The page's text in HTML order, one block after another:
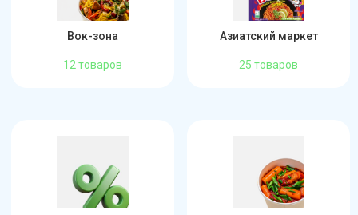
Вок-зона
12 товаров
Азиатский маркет
25 товаров